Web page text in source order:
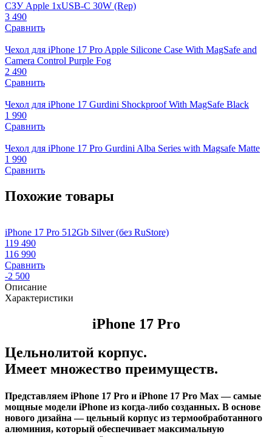
СЗУ Apple 1xUSB-C 30W (Rep)
3 490
Сравнить
Чехол для iPhone 17 Pro Apple Silicone Case With MagSafe and
Camera Control Purple Fog
2 490
Сравнить
Чехол для iPhone 17 Gurdini Shockproof With MagSafe Black
1 990
Сравнить
Чехол для iPhone 17 Pro Gurdini Alba Series with Magsafe Matte
1 990
Сравнить
Похожие товары
iPhone 17 Pro 512Gb Silver (без RuStore)
119 490
116 990
Сравнить
-2 500
Описание
Характеристики
iPhone 17 Pro
Цельнолитой корпус.
Имеет множество преимуществ.
Представляем iPhone 17 Pro и iPhone 17 Pro Max — самые
мощные модели iPhone из когда-либо созданных. В основе
нового дизайна — цельный корпус из термообработанного
алюминия, который обеспечивает максимальную